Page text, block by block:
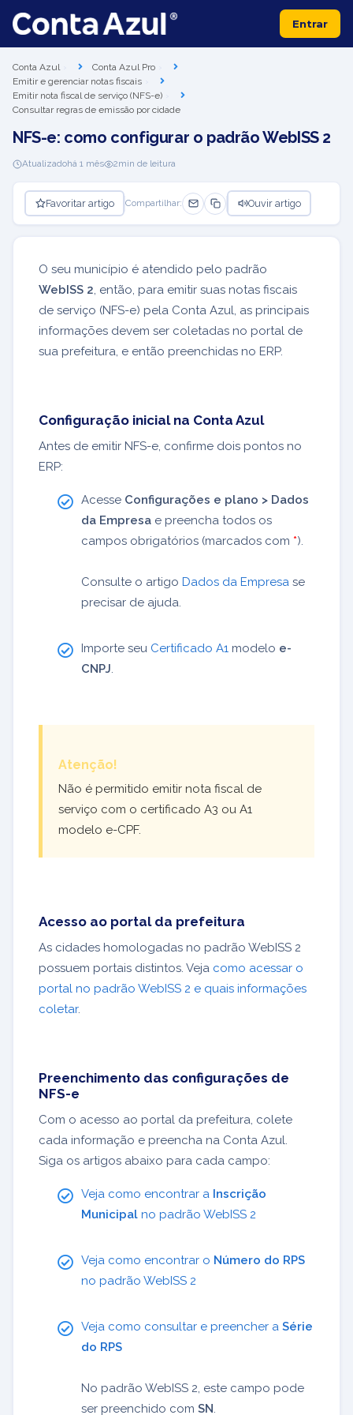
Entrar
Conta Azul
Conta Azul Pro
Emitir e gerenciar notas fiscais
Emitir nota fiscal de serviço (NFS-e)
Consultar regras de emissão por cidade
NFS-e: como configurar o padrão WebISS 2
Atualizadohá 1 mês 2min de leitura
Favoritar artigo Compartilhar: Ouvir artigo
O seu município é atendido pelo padrão
WebISS 2, então, para emitir suas notas fiscais
de serviço (NFS-e) pela Conta Azul, as principais
informações devem ser coletadas no portal de
sua prefeitura, e então preenchidas no ERP.
Configuração inicial na Conta Azul
Antes de emitir NFS-e, confirme dois pontos no
ERP:
Acesse Configurações e plano > Dados
da Empresa e preencha todos os
campos obrigatórios (marcados com *).
Consulte o artigo Dados da Empresa se
precisar de ajuda.
Importe seu Certificado A1 modelo e-
CNPJ.
Atenção!
Não é permitido emitir nota fiscal de
serviço com o certificado A3 ou A1
modelo e-CPF.
Acesso ao portal da prefeitura
As cidades homologadas no padrão WebISS 2
possuem portais distintos. Veja como acessar o
portal no padrão WebISS 2 e quais informações
coletar.
Preenchimento das configurações de
NFS-e
Com o acesso ao portal da prefeitura, colete
cada informação e preencha na Conta Azul.
Siga os artigos abaixo para cada campo:
Veja como encontrar a Inscrição
Municipal no padrão WebISS 2
Veja como encontrar o Número do RPS
no padrão WebISS 2
Veja como consultar e preencher a Série
do RPS
No padrão WebISS 2, este campo pode
ser preenchido com SN